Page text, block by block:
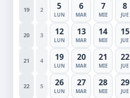
19 2 5
LUN
6
MAR
7
MIE
8
JUE
20 3 12
LUN
13
MAR
14
MIE
15
JUE
21 4 19
LUN
20
MAR
21
MIE
22
JUE
22 5 26
LUN
27
MAR
28
MIE
29
JUE